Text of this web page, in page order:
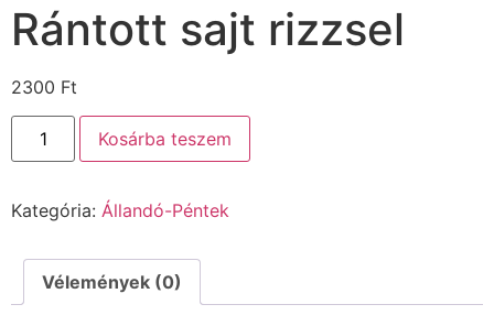
Rántott sajt rizzsel
2300 Ft
Kosárba teszem
Kategória: Állandó-Péntek
Vélemények (0)